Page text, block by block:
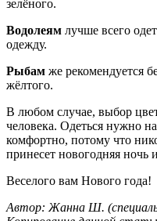
зелёного.
Водолеям лучше всего
одежду.
Рыбам же рекомендуется
жёлтого.
В любом случае, выбор
человека. Одеться нужно
комфортно, потому что
принесет новогодняя ночь
Веселого вам Нового года!
Автор: Жанна Ш.